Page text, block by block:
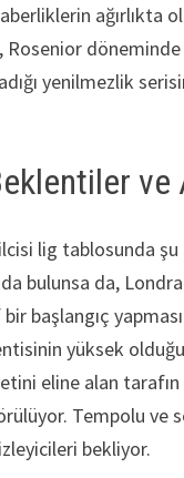
ağırlıkta
Rosenior
yenilmezlik
ve
lig tablosunda şu
bulunsa da,
başlangıç
yüksek
eline alan tarafın
Tempolu ve
bekliyor.